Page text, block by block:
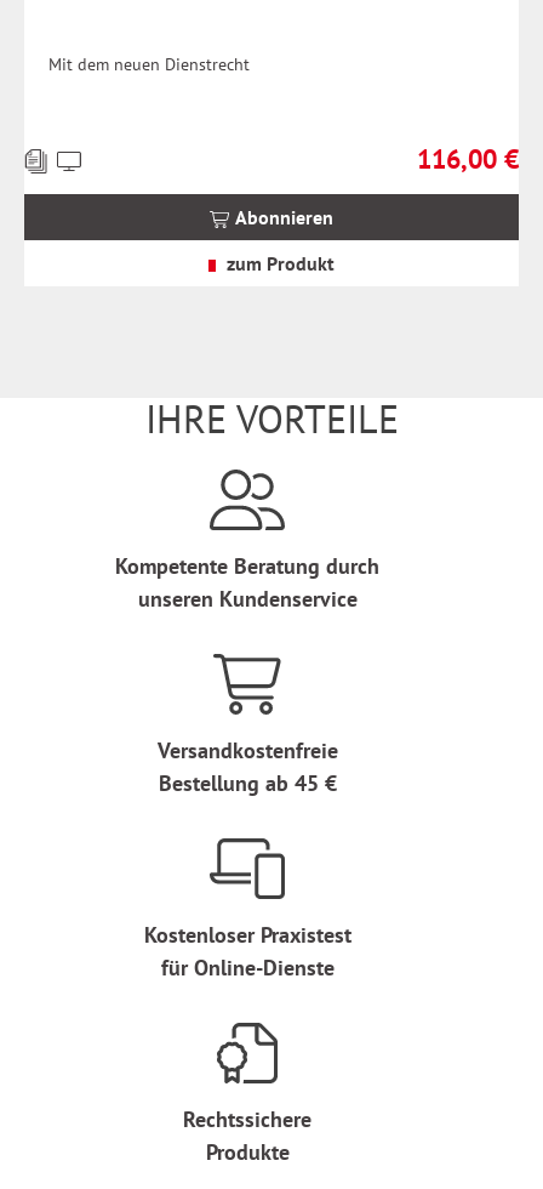
Mit dem neuen Dienstrecht
Regulärer
116,00 €
Preise
inkl.
Abonnieren
zum Produkt
IHRE VORTEILE
Kompetente Beratung durch
unseren Kundenservice
Versandkostenfreie
Bestellung ab 45 €
Kostenloser Praxistest
für Online-Dienste
Rechtssichere
Produkte